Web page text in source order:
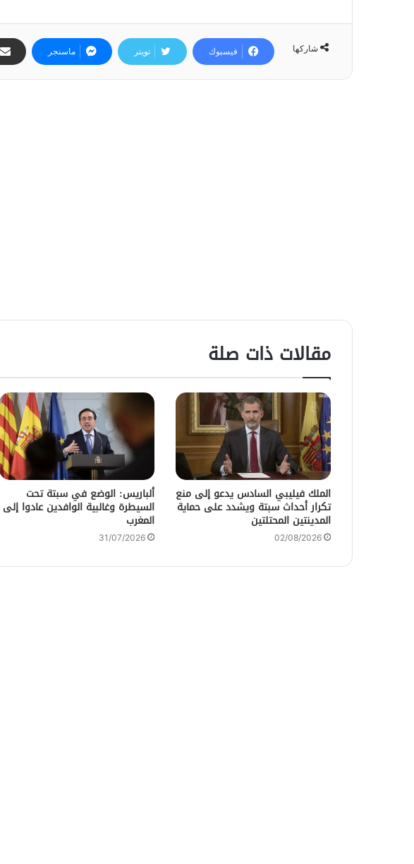
شاركها فيسبوك تويتر ماسنجر
مقالات ذات صلة
الملك فيليبي السادس يدعو إلى منع
تكرار أحداث سبتة ويشدد على حماية
المدينتين المحتلتين
02/08/2026
ألباريس: الوضع في سبتة تحت
السيطرة وغالبية الوافدين عادوا إلى
المغرب
31/07/2026